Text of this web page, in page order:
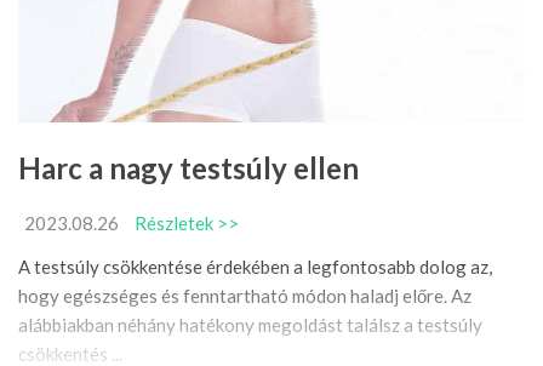
Harc a nagy testsúly ellen
2023.08.26
Részletek >>
A testsúly csökkentése érdekében a legfontosabb dolog az,
hogy egészséges és fenntartható módon haladj előre. Az
alábbiakban néhány hatékony megoldást találsz a testsúly
csökkentés ...